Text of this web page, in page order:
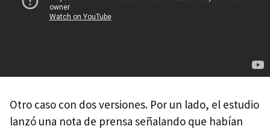
Otro caso con dos versiones. Por un lado, el estudio
lanzó una nota de prensa señalando que habían